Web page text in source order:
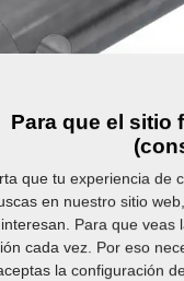
Para que el sitio
que tu experiencia de
en nuestro sitio
Para que veas
cada vez. Por eso
la configuración